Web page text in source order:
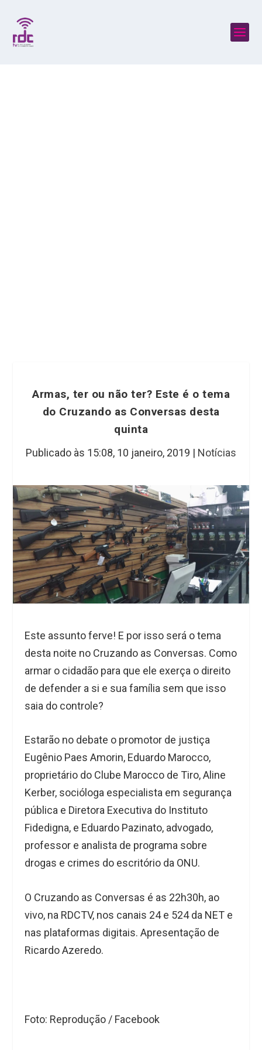
Armas, ter ou não ter? Este é o tema
do Cruzando as Conversas desta
quinta
Publicado às 15:08, 10 janeiro, 2019 | Notícias
Este assunto ferve! E por isso será o tema
desta noite no Cruzando as Conversas. Como
armar o cidadão para que ele exerça o direito
de defender a si e sua família sem que isso
saia do controle?
Estarão no debate o promotor de justiça
Eugênio Paes Amorin, Eduardo Marocco,
proprietário do Clube Marocco de Tiro, Aline
Kerber, socióloga especialista em segurança
pública e Diretora Executiva do Instituto
Fidedigna, e Eduardo Pazinato, advogado,
professor e analista de programa sobre
drogas e crimes do escritório da ONU.
O Cruzando as Conversas é as 22h30h, ao
vivo, na RDCTV, nos canais 24 e 524 da NET e
nas plataformas digitais. Apresentação de
Ricardo Azeredo.
Foto: Reprodução / Facebook